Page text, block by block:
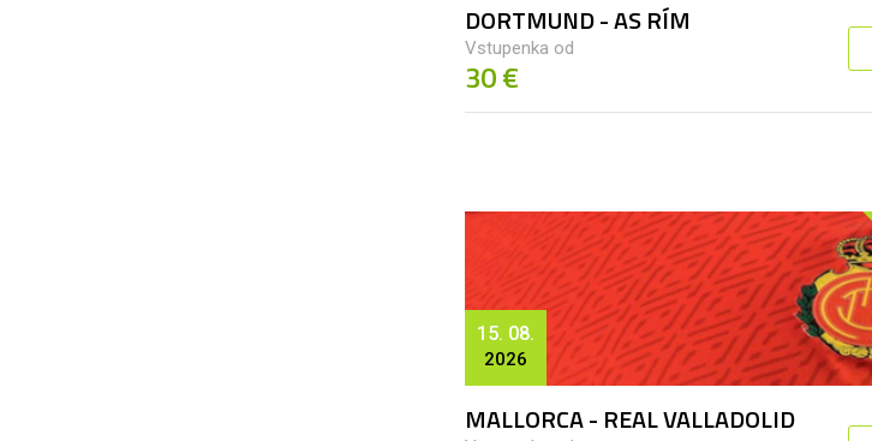
DORTMUND - AS RÍM
Vstupenka od
30 €
15. 08.
2026
MALLORCA - REAL VALLADOLID